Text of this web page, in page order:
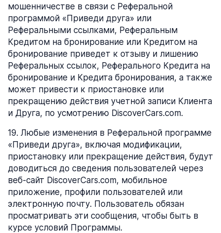
мошенничестве в связи с Реферальной
программой «Приведи друга» или
Реферальными ссылками, Реферальным
Кредитом на бронирование или Кредитом на
бронирование приведет к отзыву и лишению
Реферальных ссылок, Реферального Кредита на
бронирование и Кредита бронирования, а также
может привести к приостановке или
прекращению действия учетной записи Клиента
и Друга, по усмотрению DiscoverCars.com.
19. Любые изменения в Реферальной программе
«Приведи друга», включая модификации,
приостановку или прекращение действия, будут
доводиться до сведения пользователей через
веб-сайт DiscoverCars.com, мобильное
приложение, профили пользователей или
электронную почту. Пользователь обязан
просматривать эти сообщения, чтобы быть в
курсе условий Программы.